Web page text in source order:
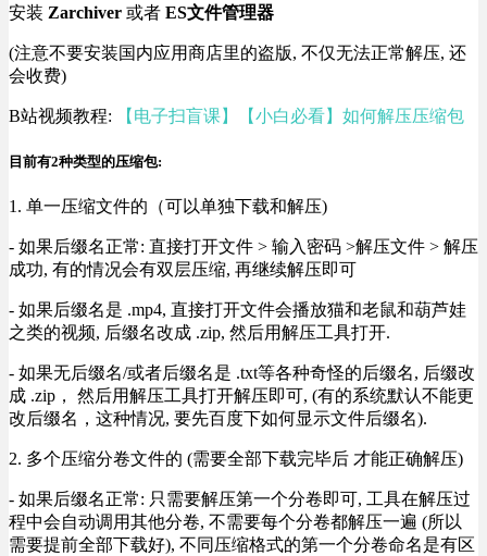
安装 Zarchiver 或者 ES文件管理器
(注意不要安装国内应用商店里的盗版, 不仅无法正常解压, 还
会收费)
B站视频教程: 【电子扫盲课】【小白必看】如何解压压缩包
目前有2种类型的压缩包:
1. 单一压缩文件的（可以单独下载和解压)
- 如果后缀名正常: 直接打开文件 > 输入密码 >解压文件 > 解压
成功, 有的情况会有双层压缩, 再继续解压即可
- 如果后缀名是 .mp4, 直接打开文件会播放猫和老鼠和葫芦娃
之类的视频, 后缀名改成 .zip, 然后用解压工具打开.
- 如果无后缀名/或者后缀名是 .txt等各种奇怪的后缀名, 后缀改
成 .zip， 然后用解压工具打开解压即可, (有的系统默认不能更
改后缀名，这种情况, 要先百度下如何显示文件后缀名).
2. 多个压缩分卷文件的 (需要全部下载完毕后 才能正确解压)
- 如果后缀名正常: 只需要解压第一个分卷即可, 工具在解压过
程中会自动调用其他分卷, 不需要每个分卷都解压一遍 (所以
需要提前全部下载好), 不同压缩格式的第一个分卷命名是有区